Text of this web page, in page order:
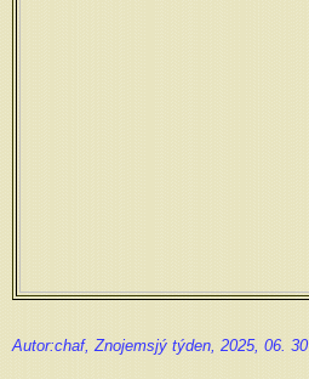
Autor:chaf, Znojemsjý týden, 2025, 06. 30